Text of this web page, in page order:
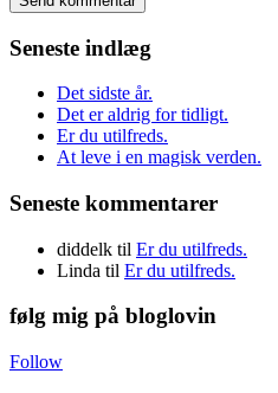
Seneste indlæg
Det sidste år.
Det er aldrig for tidligt.
Er du utilfreds.
At leve i en magisk verden.
Seneste kommentarer
diddelk til Er du utilfreds.
Linda til Er du utilfreds.
følg mig på bloglovin
Follow